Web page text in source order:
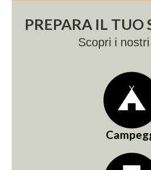
PREPARA IL TUO
Scopri i